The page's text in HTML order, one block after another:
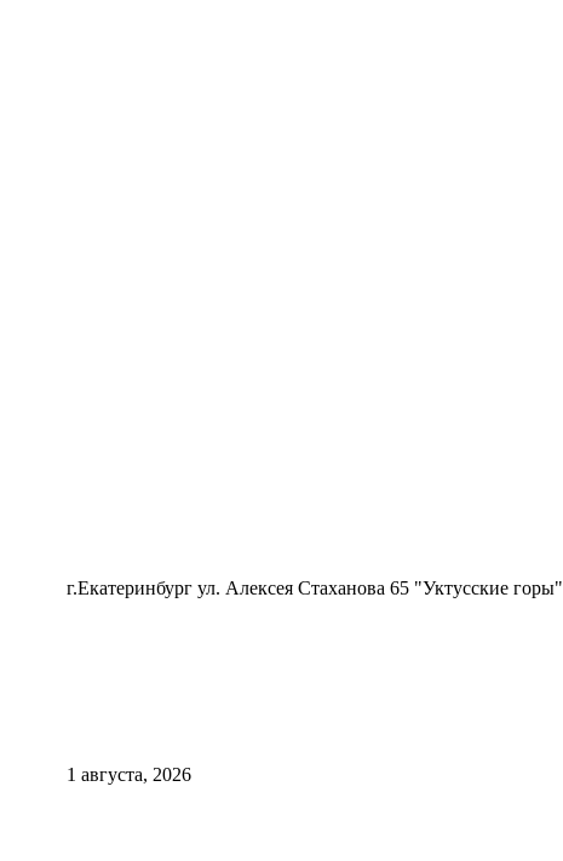
г.Екатеринбург ул. Алексея Стаханова 65 "Уктусские горы"
1 августа, 2026